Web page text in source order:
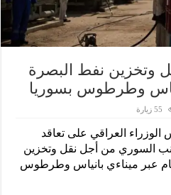
وتخزين نفط البصرة
وطرطوس بسوريا
55 زيارة
العراقي على تعاقد
السوري من أجل نقل وتخزين
عبر ميناءي بانياس وطرطوس